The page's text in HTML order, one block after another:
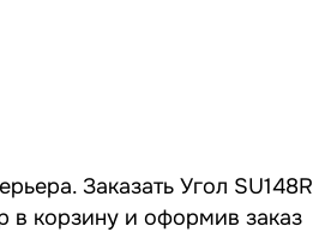
Заказать Угол SU148R
в корзину и оформив заказ